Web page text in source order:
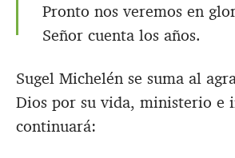
Pronto nos veremos en
Señor cuenta los años.
Sugel Michelén se suma al
Dios por su vida, ministerio e
continuará: